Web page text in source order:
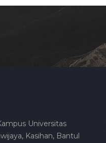
Universitas
Kasihan, Bantul